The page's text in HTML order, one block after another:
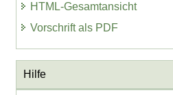
HTML-Gesamtansicht
Vorschrift als PDF
Hilfe